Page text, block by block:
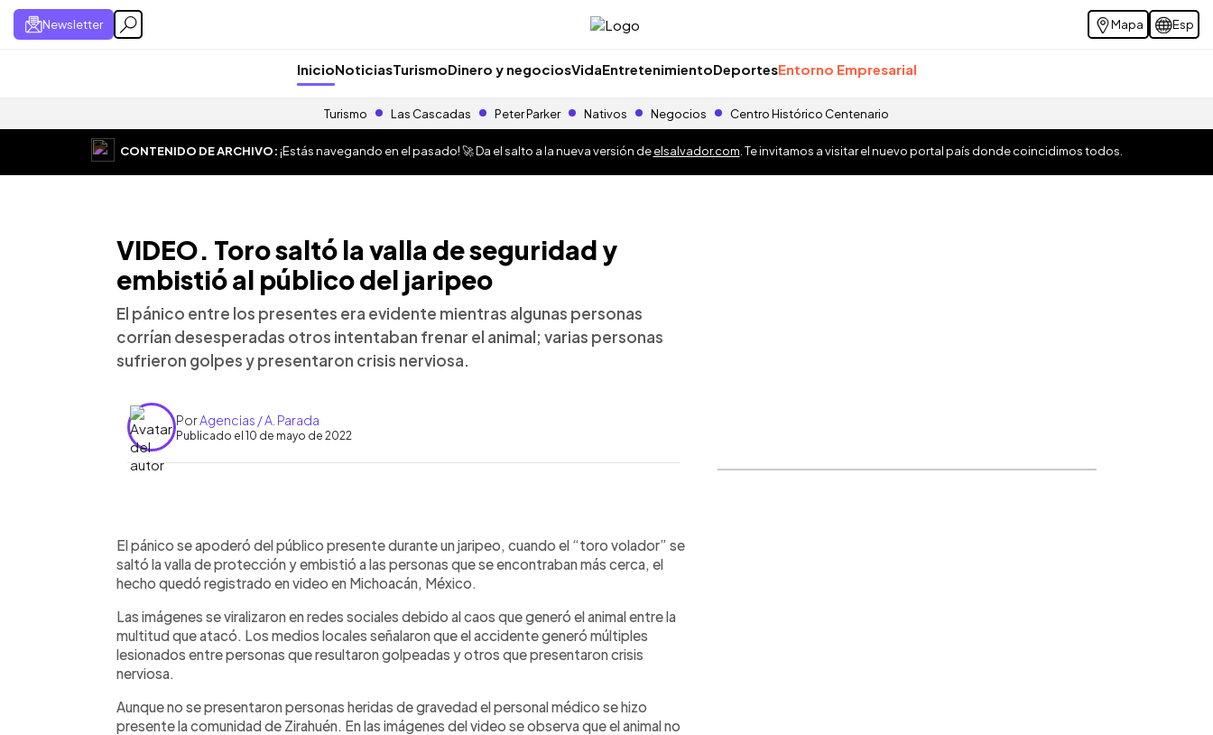
Newsletter Mapa Esp
InicioNoticiasTurismoDinero y negociosVidaEntretenimientoDeportesEntorno Empresarial
Turismo Las Cascadas Peter Parker Nativos Negocios Centro Histórico Centenario
CONTENIDO DE ARCHIVO:¡Estás navegando en el pasado! 🚀 Da el salto a la nueva versión deelsalvador.com . Te invitamos a visitar el nuevo portal país donde coincidimos todos.
VIDEO. Toro saltó la valla de seguridad y
embistió al público del jaripeo
El pánico entre los presentes era evidente mientras algunas personas
corrían desesperadas otros intentaban frenar el animal; varias personas
sufrieron golpes y presentaron crisis nerviosa.
PorAgencias / A. Parada
Publicado el 10 de mayo de 2022
Escuchar artículo
El pánico se apoderó del público presente durante un jaripeo, cuando el “toro volador” se
saltó la valla de protección y embistió a las personas que se encontraban más cerca, el
hecho quedó registrado en video en Michoacán, México.
Las imágenes se viralizaron en redes sociales debido al caos que generó el animal entre la
multitud que atacó. Los medios locales señalaron que el accidente generó múltiples
lesionados entre personas que resultaron golpeadas y otros que presentaron crisis
nerviosa.
Aunque no se presentaron personas heridas de gravedad el personal médico se hizo
presente la comunidad de Zirahuén. En las imágenes del video se observa que el animal no